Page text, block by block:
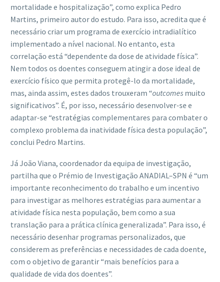
mortalidade e hospitalização”, como explica Pedro
Martins, primeiro autor do estudo. Para isso, acredita que é
necessário criar um programa de exercício intradialítico
implementado a nível nacional. No entanto, esta
correlação está “dependente da dose de atividade física”.
Nem todos os doentes conseguem atingir a dose ideal de
exercício físico que permita protegê-lo da mortalidade,
mas, ainda assim, estes dados trouxeram “outcomes muito
significativos”. É, por isso, necessário desenvolver-se e
adaptar-se “estratégias complementares para combater o
complexo problema da inatividade física desta população”,
conclui Pedro Martins.
Já João Viana, coordenador da equipa de investigação,
partilha que o Prémio de Investigação ANADIAL–SPN é “um
importante reconhecimento do trabalho e um incentivo
para investigar as melhores estratégias para aumentar a
atividade física nesta população, bem como a sua
translação para a prática clínica generalizada”. Para isso, é
necessário desenhar programas personalizados, que
considerem as preferências e necessidades de cada doente,
com o objetivo de garantir “mais benefícios para a
qualidade de vida dos doentes”.